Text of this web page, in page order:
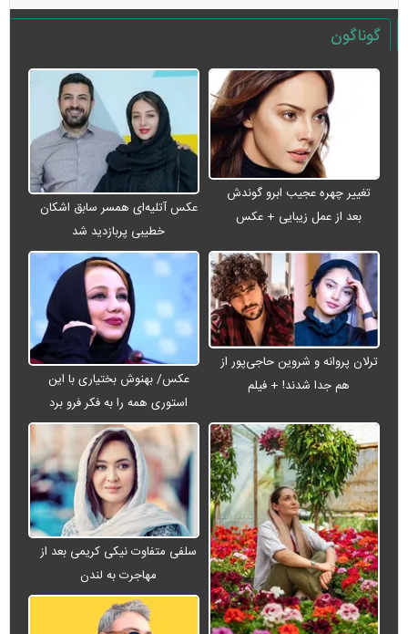
گوناگون
تغییر چهره عجیب ابرو گوندش
بعد از عمل زیبایی + عکس
عکس آتلیه‌ای همسر سابق اشکان
خطیبی پربازدید شد
ترلان پروانه و شروین حاجی‌پور از
هم جدا شدند! + فیلم
عکس/ بهنوش بختیاری با این
استوری همه را به فکر فرو برد
سلفی متفاوت نیکی کریمی بعد از
مهاجرت به لندن